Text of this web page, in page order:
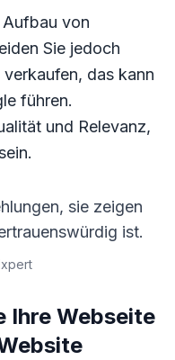
von
Sie jedoch
das kann
führen.
und Relevanz,
sie zeigen
ist.
Ihre Webseite